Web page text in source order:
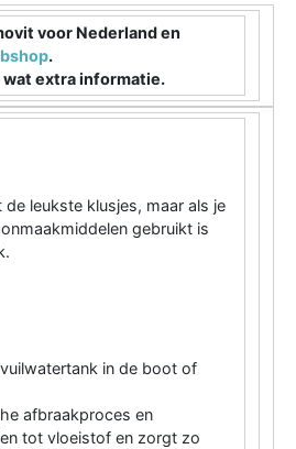
voor Nederland en
.
wat extra informatie.
leukste klusjes, maar als je
gebruikt is
in de boot of
afbraakproces en
tot vloeistof en zorgt zo